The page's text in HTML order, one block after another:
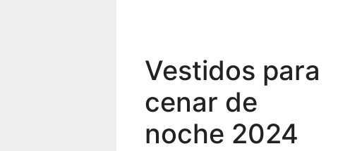
Vestidos para
cenar de
noche 2024